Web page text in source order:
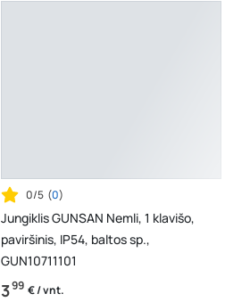
0/5 (0)
Jungiklis GUNSAN Nemli, 1 klavišo,
paviršinis, IP54, baltos sp.,
GUN10711101
399 € / vnt.